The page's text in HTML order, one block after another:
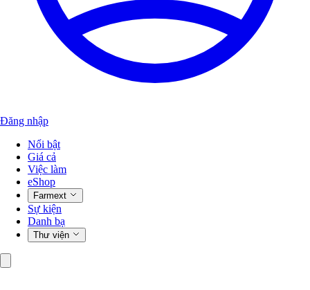
Đăng nhập
Nổi bật
Giá cả
Việc làm
eShop
Farmext
Sự kiện
Danh bạ
Thư viện